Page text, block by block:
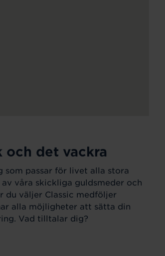
och det vackra
som passar för livet alla stora
våra skickliga guldsmeder och
du väljer Classic medföljer
alla möjligheter att sätta din
Vad tilltalar dig?